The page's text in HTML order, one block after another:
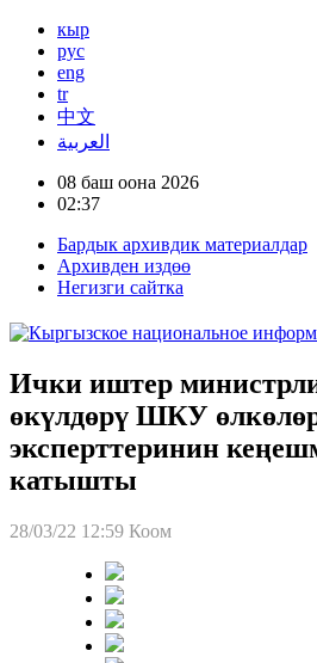
кыр
рус
eng
tr
中文
العربية
08 баш оона 2026
02:37
Бардык архивдик материалдар
Архивден издөө
Негизги сайтка
Ички иштер
өкүлдөрү ШКУ
эксперттеринин
катышты
28/03/22 12:59 Коом